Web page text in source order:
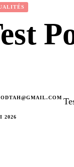
2026